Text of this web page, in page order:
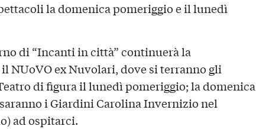
la domenica pomeriggio e il lunedì
di “Incanti in città” continuerà la
NUoVO ex Nuvolari, dove si terranno gli
di figura il lunedì pomeriggio; la domenica
i Giardini Carolina Invernizio nel
ad ospitarci.